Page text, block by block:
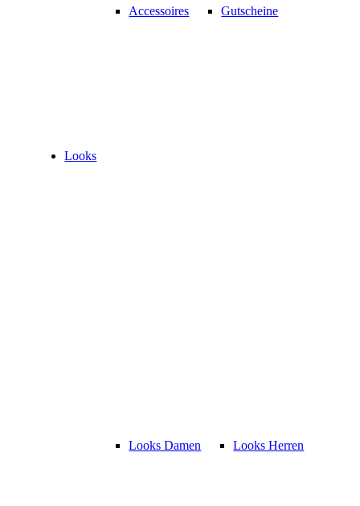
Accessoires Gutscheine
Looks
Looks Damen Looks Herren